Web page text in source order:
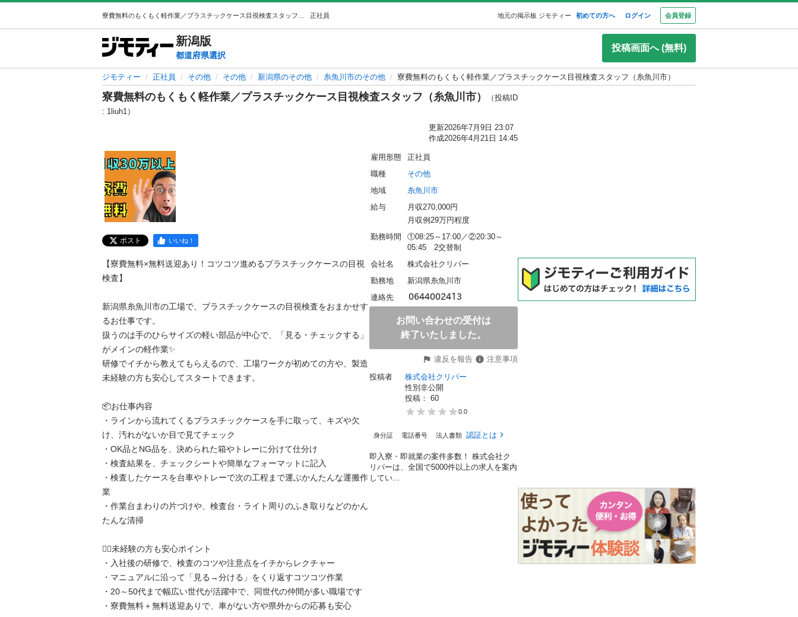
正社員 地元の掲示板 ジモティー 初めての方へ ログイン 会員登録
新潟版
都道府県選択
投稿画面へ (無料)
ジモティー 正社員 その他 その他 新潟県のその他 糸魚川市のその他 寮費無料のもくもく軽作業／プラスチックケース目視検査スタッフ（糸魚川市）
寮費無料のもくもく軽作業／プラスチックケース目視検査スタッフ（糸魚川市）
（投稿ID
: 1liuh1）
更新2026年7月9日 23:07
作成2026年4月21日 14:45
ポスト いいね！
【寮費無料×無料送迎あり！コツコツ進めるプラスチックケースの目視
検査】
新潟県糸魚川市の工場で、プラスチックケースの目視検査をおまかせす
るお仕事です。
扱うのは手のひらサイズの軽い部品が中心で、「見る・チェックする」
がメインの軽作業✨
研修でイチから教えてもらえるので、工場ワークが初めての方や、製造
未経験の方も安心してスタートできます。
📦お仕事内容
・ラインから流れてくるプラスチックケースを手に取って、キズや欠
け、汚れがないか目で見てチェック
・OK品とNG品を、決められた箱やトレーに分けて仕分け
・検査結果を、チェックシートや簡単なフォーマットに記入
・検査したケースを台車やトレーで次の工程まで運ぶかんたんな運搬作
業
・作業台まわりの片づけや、検査台・ライト周りのふき取りなどのかん
たんな清掃
🙆‍♂️未経験の方も安心ポイント
・入社後の研修で、検査のコツや注意点をイチからレクチャー
・マニュアルに沿って「見る→分ける」をくり返すコツコツ作業
・20～50代まで幅広い世代が活躍中で、同世代の仲間が多い職場です
・寮費無料＋無料送迎ありで、車がない方や県外からの応募も安心
雇用形態
正社員
職種
その他
地域
糸魚川市
給与
月収270,000円
月収例29万円程度
勤務時間
①08:25～17:00／②20:30～
05:45　2交替制
会社名
株式会社クリパー
勤務地
新潟県糸魚川市
連絡先
お問い合わせの受付は
終了いたしました。
違反を報告
注意事項
投稿者
株式会社クリパー
性別非公開
投稿： 60
0.0
身分証 電話番号 法人書類 認証とは
即入寮・即就業の案件多数！ 株式会社ク
リパーは、全国で5000件以上の求人を案内
してい...